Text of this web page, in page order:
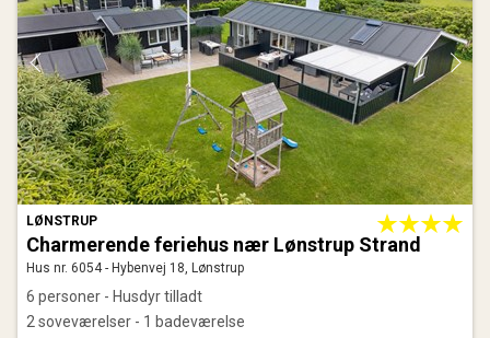
LØNSTRUP
Charmerende feriehus nær Lønstrup Strand
Hus nr. 6054 - Hybenvej 18, Lønstrup
6 personer - Husdyr tilladt
2 soveværelser - 1 badeværelse